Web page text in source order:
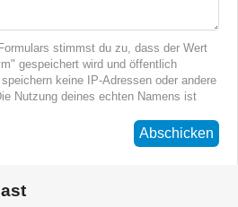
stimmst du zu, dass der Wert
gespeichert wird und öffentlich
keine IP-Adressen oder andere
Nutzung deines echten Namens ist
Abschicken